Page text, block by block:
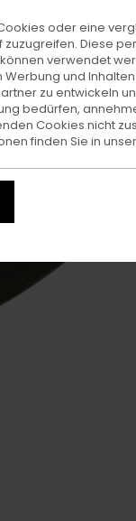
oder eine
Diese
verwendet
und
zu entwickeln
bedürfen,
Cookies nicht
finden Sie in